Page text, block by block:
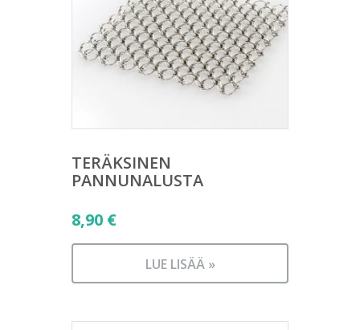
TERÄKSINEN
PANNUNALUSTA
8,90 €
LUE LISÄÄ »